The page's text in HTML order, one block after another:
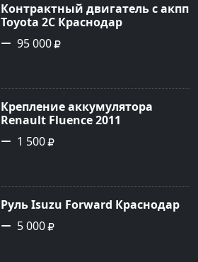
Контрактный двигатель с акпп
Toyota 2C Краснодар
95 000
Крепление аккумулятора
Renault Fluence 2011
Кропоткин
1 500
Руль Isuzu Forward Краснодар
5 000